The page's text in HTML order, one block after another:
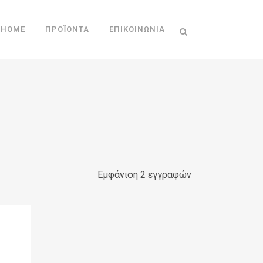
HOME ΠΡΟΪΌΝΤΑ ΕΠΙΚΟΙΝΩΝΊΑ
Εμφάνιση 2 εγγραφών